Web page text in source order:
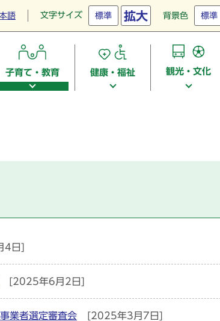
語 文字サイズ 標準 拡大 背景色 標準
子育て・教育 健康・福祉 観光・文化
4日]
[2025年6月2日]
業者選定審査会 [2025年3月7日]